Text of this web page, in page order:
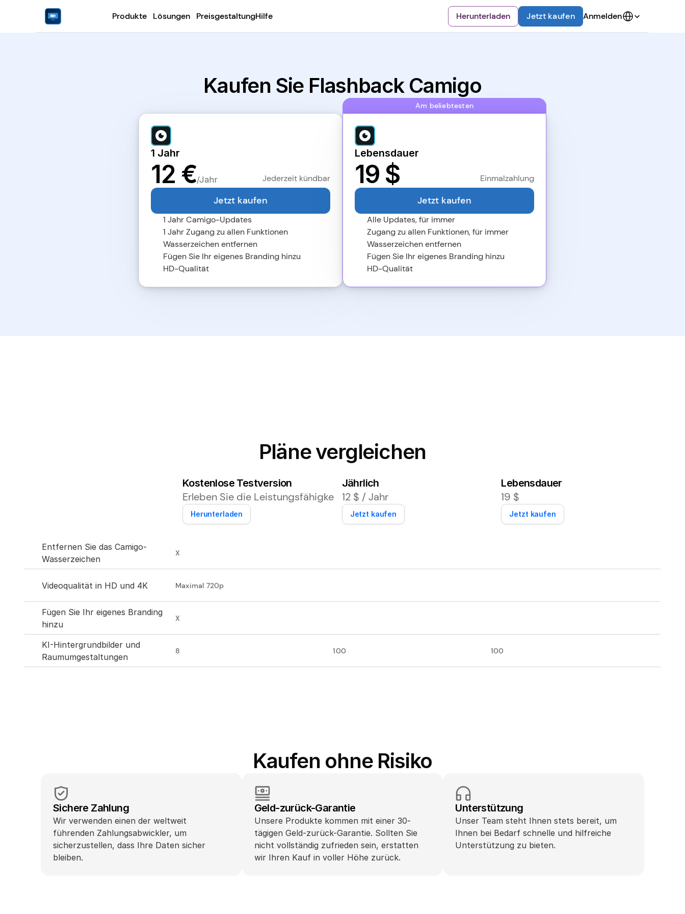
Produkte Lösungen PreisgestaltungHilfe Herunterladen Jetzt kaufen Anmelden
Kaufen Sie Flashback Camigo
1 Jahr
12 €/Jahr Jederzeit kündbar
Jetzt kaufen
1 Jahr Camigo-Updates
1 Jahr Zugang zu allen Funktionen
Wasserzeichen entfernen
Fügen Sie Ihr eigenes Branding hinzu
HD-Qualität
Am beliebtesten
Lebensdauer
19 $ Einmalzahlung
Jetzt kaufen
Alle Updates, für immer
Zugang zu allen Funktionen, für immer
Wasserzeichen entfernen
Fügen Sie Ihr eigenes Branding hinzu
HD-Qualität
Pläne vergleichen
Kostenlose Testversion
Erleben Sie die Leistungsfähigkeit von Flashback mit der Flexibilität von Flashback Express. Bei Blueberry
Herunterladen
Jährlich
12 $ / Jahr
Jetzt kaufen
Lebensdauer
19 $
Jetzt kaufen
Entfernen Sie das Camigo-
Wasserzeichen
X
Videoqualität in HD und 4K Maximal 720p
Fügen Sie Ihr eigenes Branding
hinzu
X
KI-Hintergrundbilder und
Raumumgestaltungen
8 100 100
Kaufen ohne Risiko
Sichere Zahlung
Wir verwenden einen der weltweit
führenden Zahlungsabwickler, um
sicherzustellen, dass Ihre Daten sicher
bleiben.
Geld-zurück-Garantie
Unsere Produkte kommen mit einer 30-
tägigen Geld-zurück-Garantie. Sollten Sie
nicht vollständig zufrieden sein, erstatten
wir Ihren Kauf in voller Höhe zurück.
Unterstützung
Unser Team steht Ihnen stets bereit, um
Ihnen bei Bedarf schnelle und hilfreiche
Unterstützung zu bieten.